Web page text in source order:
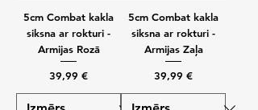
5cm Combat kakla
siksna ar rokturi -
Armijas Rozā
Cena
39,99 €
5cm Combat kakla
siksna ar rokturi -
Armijas Zaļa
Cena
39,99 €